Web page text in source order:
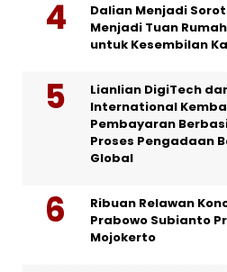
Dalian Menjadi
Menjadi Tuan
untuk Kesembilan
Lianlian DigiTech
International
Pembayaran
Proses Pengadaan
Global
Ribuan Relawan
Prabowo Subianto
Mojokerto